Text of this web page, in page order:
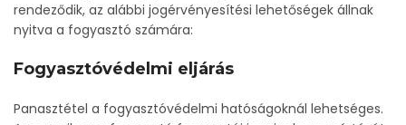
rendeződik, az alábbi jogérvényesítési lehetőségek állnak
nyitva a fogyasztó számára:
Fogyasztóvédelmi eljárás
Panasztétel a fogyasztóvédelmi hatóságoknál lehetséges.